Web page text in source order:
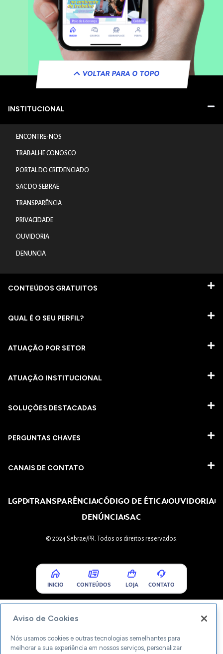
VOLTAR PARA O TOPO
INSTITUCIONAL
ENCONTRE-NOS
TRABALHE CONOSCO
PORTAL DO CREDENCIADO
SAC DO SEBRAE
TRANSPARÊNCIA
PRIVACIDADE
OUVIDORIA
DENUNCIA
CONTEÚDOS GRATUITOS
QUAL É O SEU PERFIL?
ATUAÇÃO POR SETOR
ATUAÇÃO INSTITUCIONAL
SOLUÇÕES DESTACADAS
PERGUNTAS CHAVES​
CANAIS DE CONTATO
LGPDTRANSPARÊNCIACÓDIGO DE ÉTICAOUVIDORIA
DENÚNCIASAC
© 2024 Sebrae/PR. Todos os direitos reservados.
INICIO CONTEÚDOS LOJA CONTATO
Aviso de Cookies
Nós usamos cookies e outras tecnologias semelhantes para
melhorar a sua experiência em nossos serviços, personalizar